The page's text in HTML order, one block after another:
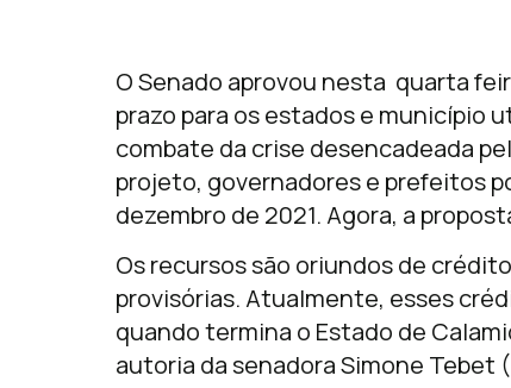
O Senado aprovou nesta quarta
prazo para os estados e município
combate da crise desencadeada
projeto, governadores e prefeitos
dezembro de 2021. Agora, a
Os recursos são oriundos de
provisórias. Atualmente, esses
quando termina o Estado de
autoria da senadora Simone Tebet